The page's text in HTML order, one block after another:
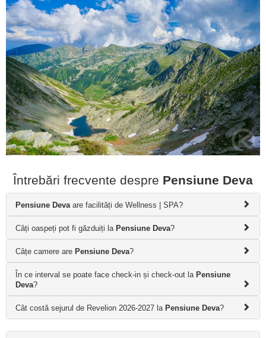
Întrebări frecvente despre Pensiune Deva
Pensiune Deva are facilități de Wellness | SPA?
Câți oaspeți pot fi găzduiți la Pensiune Deva?
Câțe camere are Pensiune Deva?
În ce interval se poate face check-in și check-out la Pensiune
Deva?
Cât costă sejurul de Revelion 2026-2027 la Pensiune Deva?